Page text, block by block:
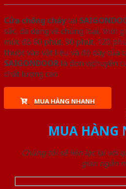
Cửa chống cháytại
sắc, đa dạng về chủng loại, thời
mức độ 60 phút, 90 phút, 120
thuộc vào vật liệu và độ dày của
SAIGONDOOR là đơn vị chuyên
chất lượng cao.
MUA HÀNG NHANH
MUA HÀNG
Chúng tôi sẽ liên lạc lại với
gian ngắn